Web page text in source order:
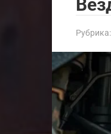
Рубрика: